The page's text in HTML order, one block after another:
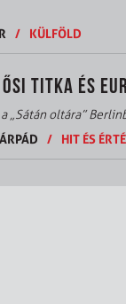
/ KÜLFÖLD
ŐSI TITKA ÉS
„Sátán oltára”
/ HIT ÉS